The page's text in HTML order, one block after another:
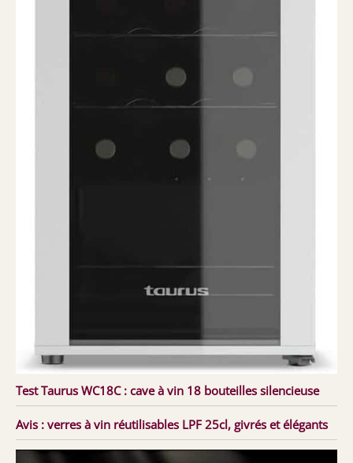
Test Taurus WC18C : cave à vin 18 bouteilles silencieuse
Avis : verres à vin réutilisables LPF 25cl, givrés et élégants